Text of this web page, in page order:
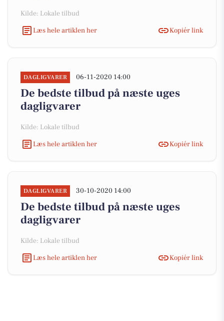
Kilde: Lokale tilbud
Læs hele artiklen her
Kopiér link
DAGLIGVARER 06-11-2020 14:00
De bedste tilbud på næste uges
dagligvarer
Kilde: Lokale tilbud
Læs hele artiklen her
Kopiér link
DAGLIGVARER 30-10-2020 14:00
De bedste tilbud på næste uges
dagligvarer
Kilde: Lokale tilbud
Læs hele artiklen her
Kopiér link